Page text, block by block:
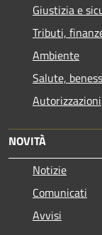
Giustizia e
Tributi,
Ambiente
Salute,
Autorizzazioni
NOVITÀ
Notizie
Comunicati
Avvisi